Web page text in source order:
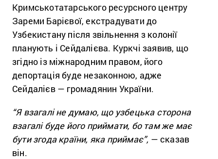
Кримськотатарського ресурсного центру
Зареми Барієвої, екстрадувати до
Узбекистану після звільнення з колонії
планують і Сейдалієва. Куркчі заявив, що
згідно із міжнародним правом, його
депортація буде незаконною, адже
Сейдалієв — громадянин України.
“Я взагалі не думаю, що узбецька сторона
взагалі буде його приймати, бо там же має
бути згода країни, яка приймає”, — сказав
він.